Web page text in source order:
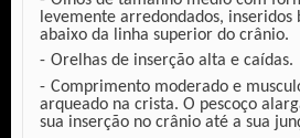
levemente arredondados, inseridos
abaixo da linha superior do crânio.
Orelhas de inserção alta e caídas.
Comprimento moderado e
arqueado na crista. O pescoço
sua inserção no crânio até a sua